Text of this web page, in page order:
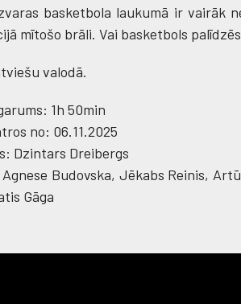
basketbola laukumā ir vairāk
mītošo brāli. Vai basketbols
valodā.
1h 50min
no: 06.11.2025
Dzintars Dreibergs
Agnese Budovska, Jēkabs Reinis,
Gāga